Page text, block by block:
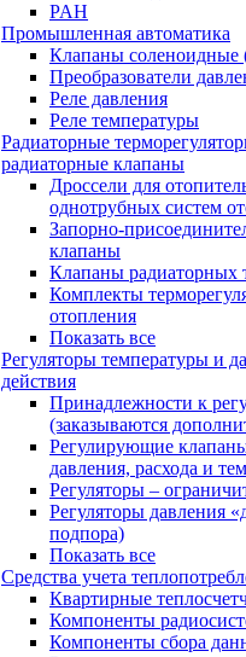
PAH
Промышленная автоматика
Клапаны соленоидные
Преобразователи
Реле давления
Реле температуры
Радиаторные
радиаторные клапаны
Дроссели для
однотрубных систем
Запорно-
клапаны
Клапаны радиаторных
Комплекты
отопления
Показать все
Регуляторы температуры и
действия
Принадлежности к
(заказываются
Регулирующие
давления, расхода и
Регуляторы –
Регуляторы давления
подпора)
Показать все
Средства учета
Квартирные
Компоненты
Компоненты сбора